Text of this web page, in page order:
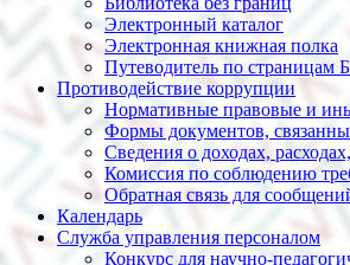
Электронный каталог
Электронная книжная полка
Путеводитель по страницам
Противодействие коррупции
Нормативные правовые и
Формы документов,
Сведения о доходах,
Комиссия по соблюдению
Обратная связь для
Календарь
Служба управления персоналом
Конкурс для научно-